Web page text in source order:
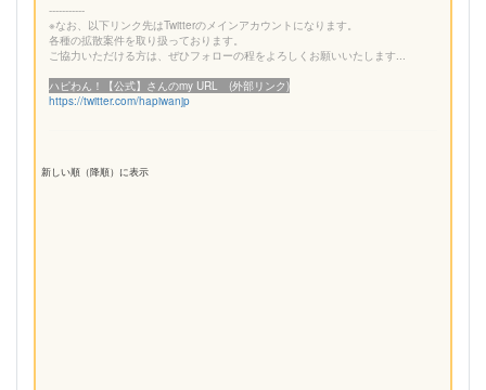
-----------
※なお、以下リンク先はTwitterのメインアカウントになります。
各種の拡散案件を取り扱っております。
ご協力いただける方は、ぜひフォローの程をよろしくお願いいたします...
ハピわん！【公式】さんのmy URL (外部リンク)
https://twitter.com/hapiwanjp
新しい順（降順）に表示